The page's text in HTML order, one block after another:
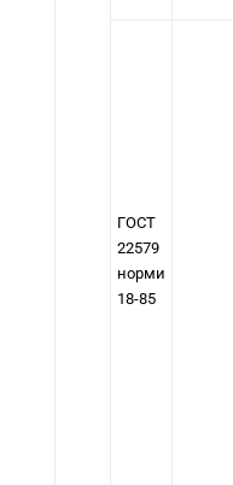
ГОСТ
22579
норми
18-85